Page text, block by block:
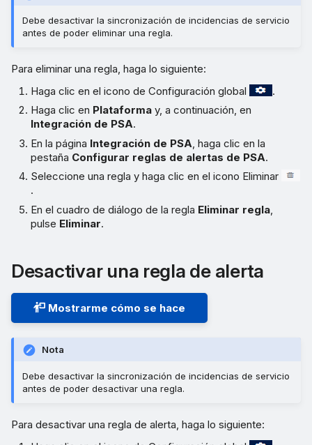
Debe desactivar la sincronización de incidencias de servicio
antes de poder eliminar una regla.
Para eliminar una regla, haga lo siguiente:
Haga clic en el icono de Configuración global
.
Haga clic en Plataforma y, a continuación, en
Integración de PSA.
En la página Integración de PSA , haga clic en la
pestaña Configurar reglas de alertas de PSA.
Seleccione una regla y haga clic en el icono Eliminar
.
En el cuadro de diálogo de la regla Eliminar regla
pulse Eliminar.
Desactivar una regla de alerta
Mostrarme cómo se hace
Nota
Debe desactivar la sincronización de incidencias de servicio
antes de poder desactivar una regla.
Para desactivar una regla de alerta, haga lo siguiente: